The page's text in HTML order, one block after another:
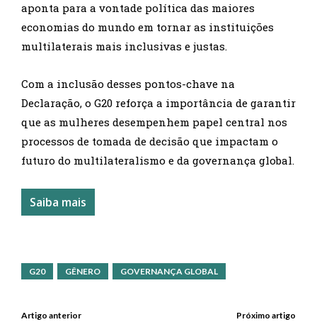
aponta para a vontade política das maiores
economias do mundo em tornar as instituições
multilaterais mais inclusivas e justas.
Com a inclusão desses pontos-chave na
Declaração, o G20 reforça a importância de garantir
que as mulheres desempenhem papel central nos
processos de tomada de decisão que impactam o
futuro do multilateralismo e da governança global.
Saiba mais
G20 GÊNERO GOVERNANÇA GLOBAL
Artigo anterior Próximo artigo